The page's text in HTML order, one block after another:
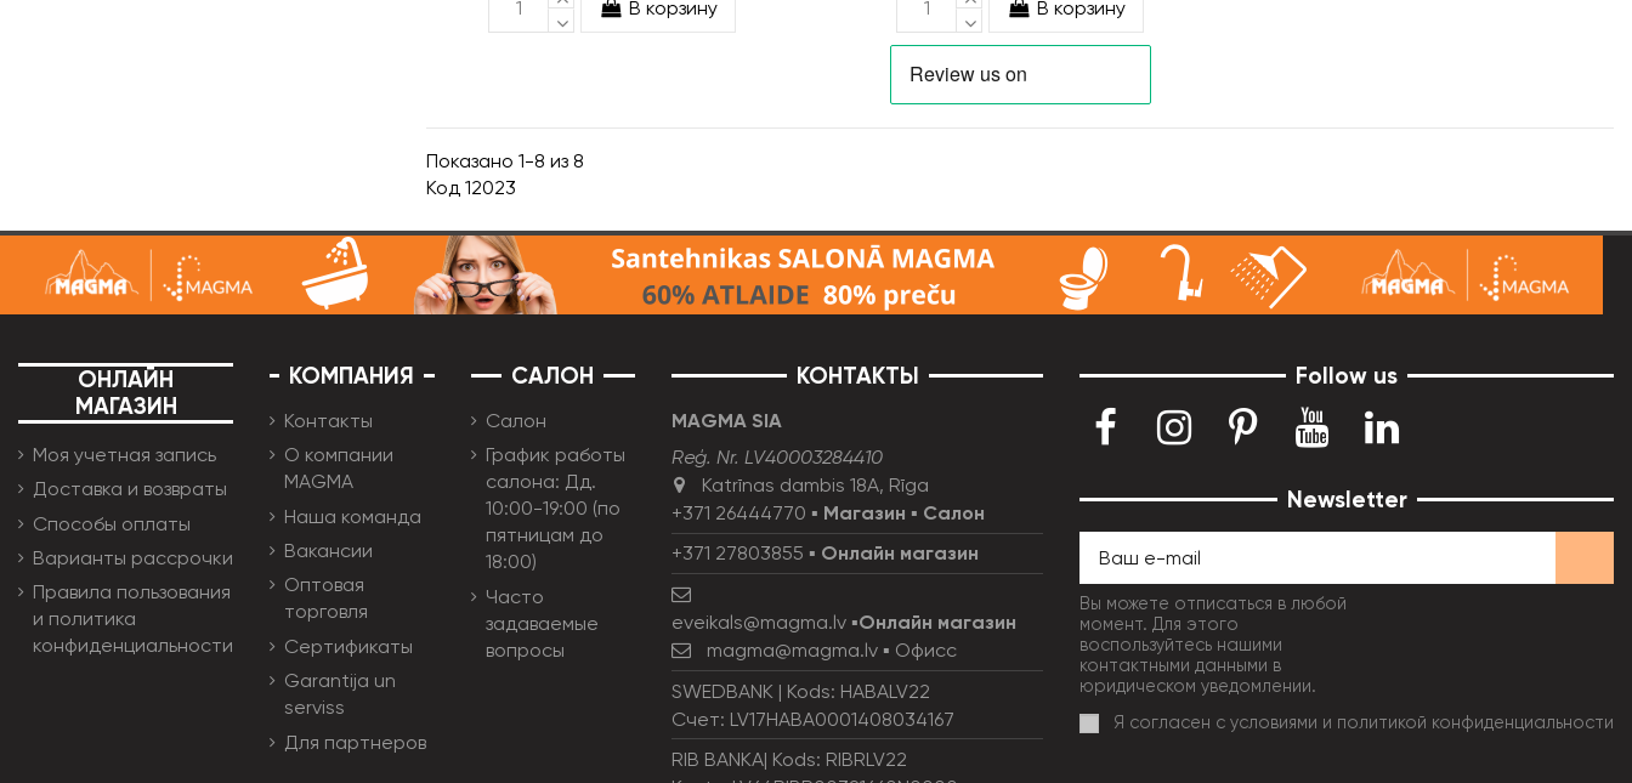
В корзину В корзину
Показано 1-8 из 8
Код 12023
ОНЛАЙН
МАГАЗИН
Моя учетная запись
Доставка и возвраты
Способы оплаты
Варианты рассрочки
Правила пользования
и политика
конфиденциальности
КОМПАНИЯ
Контакты
О компании
MAGMA
Наша команда
Вакансии
Оптовая
торговля
Сертификаты
Garantija un
serviss
Для партнеров
САЛОН
Салон
График работы
салона: Дд.
10:00-19:00 (по
пятницам до
18:00)
Часто
задаваемые
вопросы
КОНТАКТЫ
MAGMA SIA
Reģ. Nr. LV40003284410
Katrīnas dambis 18A, Rīga
+371 26444770 ▪ Магазин ▪ Салон
+371 27803855 ▪ Онлайн магазин
eveikals@magma.lv ▪Онлайн магазин
magma@magma.lv▪ Офисс
SWEDBANK | Kods: HABALV22
Счет: LV17HABA0001408034167
RIB BANKA| Kods: RIBRLV22
Follow us
Newsletter
Вы можете отписаться в любой
момент. Для этого
воспользуйтесь нашими
контактными данными в
юридическом уведомлении.
Я согласен с условиями и политикой конфиденциальности